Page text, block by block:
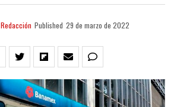
Redacción Published 29 de marzo de 2022